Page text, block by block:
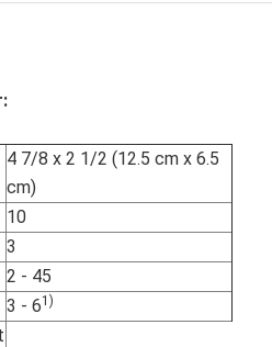
4 7/8 x 2 1/2 (12.5 cm x 6.5
cm)
10
3
2 - 45
3 - 61)